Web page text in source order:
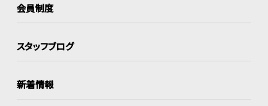
会員制度
スタッフブログ
新着情報